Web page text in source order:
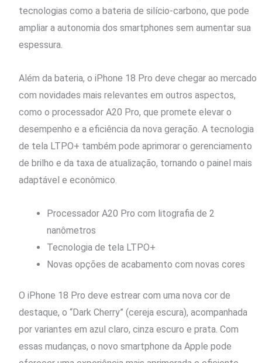
tecnologias como a bateria de silício-carbono, que pode
ampliar a autonomia dos smartphones sem aumentar sua
espessura.
Além da bateria, o iPhone 18 Pro deve chegar ao mercado
com novidades mais relevantes em outros aspectos,
como o processador A20 Pro, que promete elevar o
desempenho e a eficiência da nova geração. A tecnologia
de tela LTPO+ também pode aprimorar o gerenciamento
de brilho e da taxa de atualização, tornando o painel mais
adaptável e econômico.
Processador A20 Pro com litografia de 2
nanômetros
Tecnologia de tela LTPO+
Novas opções de acabamento com novas cores
O iPhone 18 Pro deve estrear com uma nova cor de
destaque, o “Dark Cherry” (cereja escura), acompanhada
por variantes em azul claro, cinza escuro e prata. Com
essas mudanças, o novo smartphone da Apple pode